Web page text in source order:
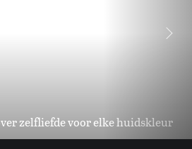
zelfliefde voor elke huidskleur